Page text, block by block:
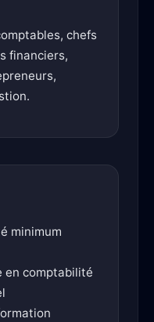
chefs
financiers,
minimum
en comptabilité